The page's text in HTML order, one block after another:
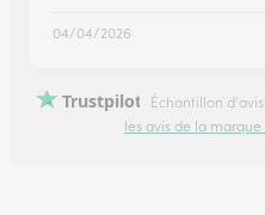
04/04/2026
Trustpilot Échantillon
les avis de la